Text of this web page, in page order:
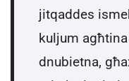
jitqaddes
kuljum
dnubietna,